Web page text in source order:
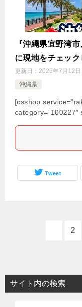
『沖縄県宜野湾
に現地をチェック
更新日： 2026年7月12日
沖縄県
[csshop
Tweet
2
サイト内の検索